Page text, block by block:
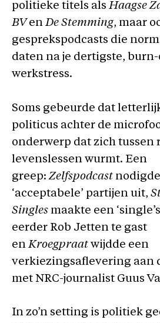
politieke titels alsHaagse
BVenDe Stemming, maar
gesprekspodcasts die
daten na je dertigste,
werkstress.
Soms gebeurde dat
politicus achter de
onderwerp dat zich tussen
levenslessen wurmt. Een
greep:Zelfspodcast
‘acceptabele’ partijen uit,
Singles maakte een
eerder Rob Jetten te gast
enKroegpraat wijdde een
verkiezingsaflevering aan
met NRC-journalist Guus
In zo’n setting is politiek